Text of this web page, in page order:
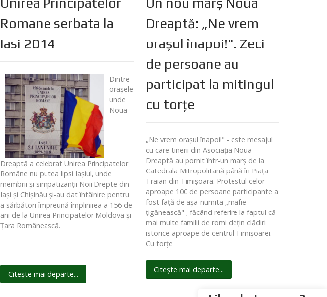
Romane serbata la
Iasi 2014
Dintre
oraşele
unde
Noua
Dreaptă a celebrat Unirea Principatelor
Române nu putea lipsi Iaşiul, unde
membrii şi simpatizanţii Noii Drepte din
Iaşi şi Chişinău şi-au dat întâlnire pentru
a sărbători împreună împlinirea a 156 de
ani de la Unirea Principatelor Moldova şi
Ţara Românească.
Citește mai departe...
Dreaptă: „Ne vrem
oraşul înapoi!". Zeci
de persoane au
participat la mitingul
cu torţe
„Ne vrem oraşul înapoi!" - este mesajul
cu care tinerii din Asociaţia Noua
Dreaptă au pornit într-un marş de la
Catedrala Mitropolitană până în Piaţa
Traian din Timişoara. Protestul celor
aproape 100 de persoane participante a
fost faţă de aşa-numita „mafie
ţigănească" , făcând referire la faptul că
mai multe familii de romi deţin clădiri
istorice aproape de centrul Timişoarei.
Cu torţe
Citește mai departe...